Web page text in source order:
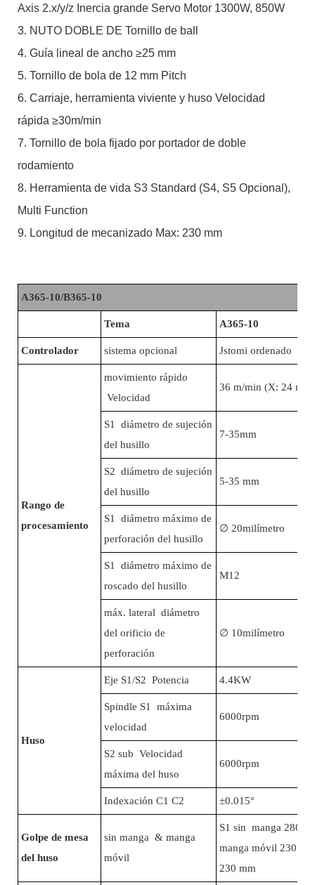
Axis 2.x/y/z Inercia grande Servo Motor 1300W, 850W
3. NUTO DOBLE DE Tornillo de ball
4. Guía lineal de ancho ≥25 mm
5. Tornillo de bola de 12 mm Pitch
6. Carriaje, herramienta viviente y huso Velocidad
rápida ≥30m/min
7. Tornillo de bola fijado por portador de doble
rodamiento
8. Herramienta de vida S3 Standard (S4, S5 Opcional),
Multi Function
9. Longitud de mecanizado Max: 230 mm
A365-10/B365-10
Tema A365-10
Controlador sistema opcional Jstomi ordenado
Rango de
procesamiento
movimiento rápido
Velocidad
36 m/min (X: 24 m/
S1 diámetro de sujeción
del husillo
7-35mm
S2 diámetro de sujeción
del husillo
5-35 mm
S1 diámetro máximo de
perforación del husillo
∅ 20milímetro
S1 diámetro máximo de
roscado del husillo
M12
máx. lateral diámetro
del orificio de
perforación
∅ 10milímetro
Huso
Eje S1/S2 Potencia 4.4KW
Spindle S1 máxima
velocidad
6000rpm
S2 sub Velocidad
máxima del huso
6000rpm
Indexación C1 C2 ±0.015°
Golpe de mesa
del huso
sin manga & manga
móvil
S1 sin manga 280
manga móvil 230
230 mm